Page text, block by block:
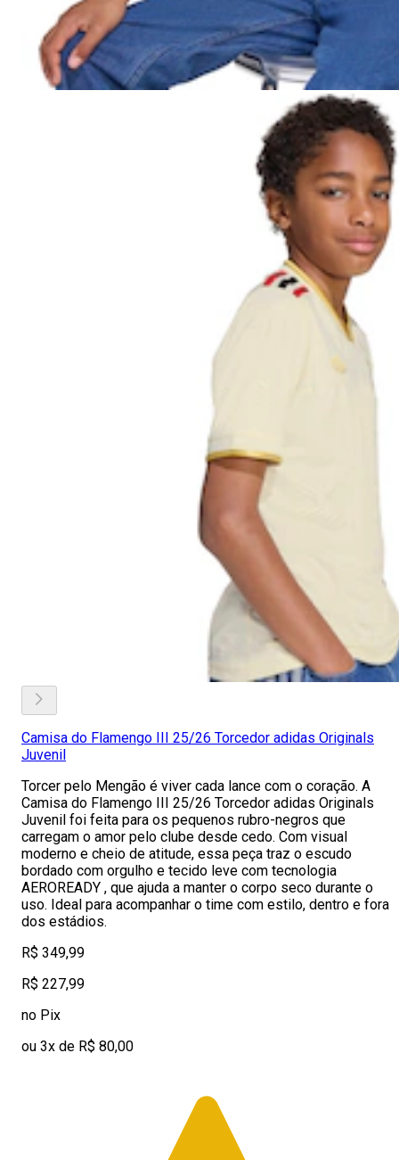
Camisa do Flamengo III 25/26 Torcedor adidas Originals
Juvenil
Torcer pelo Mengão é viver cada lance com o coração. A
Camisa do Flamengo III 25/26 Torcedor adidas Originals
Juvenil foi feita para os pequenos rubro-negros que
carregam o amor pelo clube desde cedo. Com visual
moderno e cheio de atitude, essa peça traz o escudo
bordado com orgulho e tecido leve com tecnologia
AEROREADY , que ajuda a manter o corpo seco durante o
uso. Ideal para acompanhar o time com estilo, dentro e fora
dos estádios.
R$ 349,99
R$ 227,99
no Pix
ou 3x de R$ 80,00